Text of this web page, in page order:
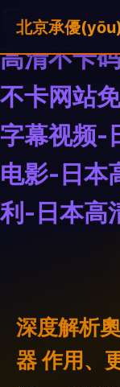
日本高清
高清不卡
不卡网站
字幕视频-
电影-日本
利-日本高
深度解析
器 作用、